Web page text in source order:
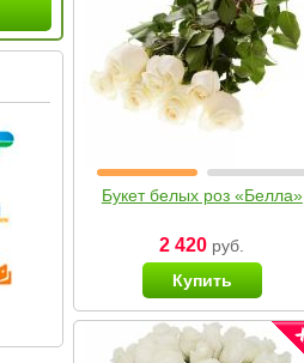
Букет белых роз «Белла»
2 420 руб.
Купить